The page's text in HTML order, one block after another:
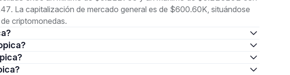
La capitalización de mercado general es de $600.60K, situándose
criptomonedas.